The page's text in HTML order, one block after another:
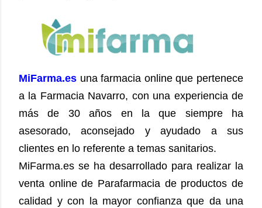
MiFarma.es una farmacia online que pertenece
a la Farmacia Navarro, con una experiencia de
más de 30 años en la que siempre ha
asesorado, aconsejado y ayudado a sus
clientes en lo referente a temas sanitarios.
MiFarma.es se ha desarrollado para realizar la
venta online de Parafarmacia de productos de
calidad y con la mayor confianza que da una